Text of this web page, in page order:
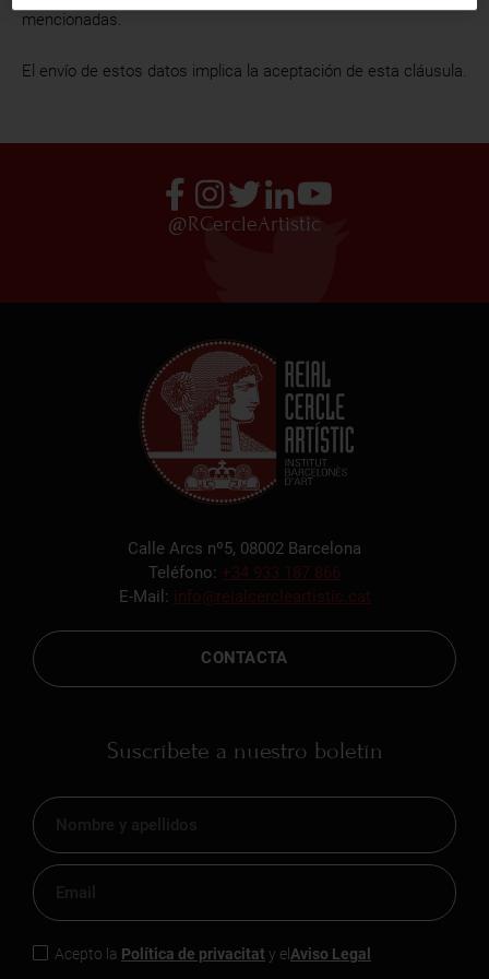
RCA TEATRO
CA ES
mencionadas.
El envío de estos datos implica la aceptación de esta cláusula.
@RCercleArtistic
Calle Arcs nº5, 08002 Barcelona
Teléfono: +34 933 187 866
E-Mail: info@reialcercleartistic.cat
CONTACTA
Suscríbete a nuestro boletín
Acepto la Política de privacitat y el Aviso Legal